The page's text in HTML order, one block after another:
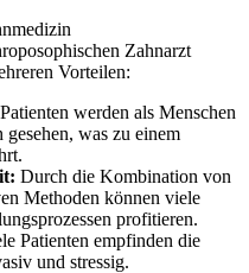
Zahnarzt
Vorteilen:
werden als Menschen
was zu einem
Durch die Kombination von
Methoden können viele
profitieren.
Patienten empfinden die
und stressig.